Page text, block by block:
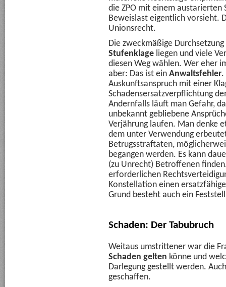
die ZPO mit einem austarierten
Beweislast eigentlich vorsieht.
Unionsrecht.
Die zweckmäßige
Stufenklage liegen und viele
diesen Weg wählen. Wer eher
aber: Das ist ein Anwaltsfehler.
Auskunftsanspruch mit einer
Schadensersatzverpflichtung
Andernfalls läuft man Gefahr,
unbekannt gebliebene
Verjährung laufen. Man denke
dem unter Verwendung
Betrugsstraftaten,
begangen werden. Es kann
(zu Unrecht) Betroffenen
erforderlichen
Konstellation einen
Grund besteht auch ein
Schaden: Der Tabubruch
Weitaus umstrittener war die
Schaden gelten könne und
Darlegung gestellt werden.
geschaffen.